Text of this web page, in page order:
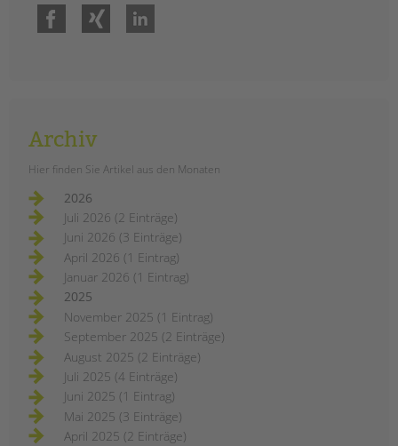
Facebook
Archiv
Hier finden Sie Artikel aus den Monaten
2026
Juli 2026 (2 Einträge)
Juni 2026 (3 Einträge)
April 2026 (1 Eintrag)
Januar 2026 (1 Eintrag)
2025
November 2025 (1 Eintrag)
September 2025 (2 Einträge)
August 2025 (2 Einträge)
Juli 2025 (4 Einträge)
Juni 2025 (1 Eintrag)
Mai 2025 (3 Einträge)
April 2025 (2 Einträge)